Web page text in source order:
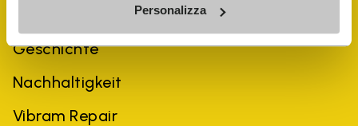
Personalizza
Geschichte
Nachhaltigkeit
Vibram Repair